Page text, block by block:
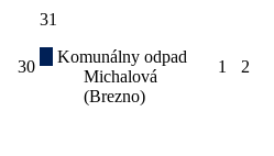
30
31
Komunálny odpad
Michalová
(Brezno)
1 2